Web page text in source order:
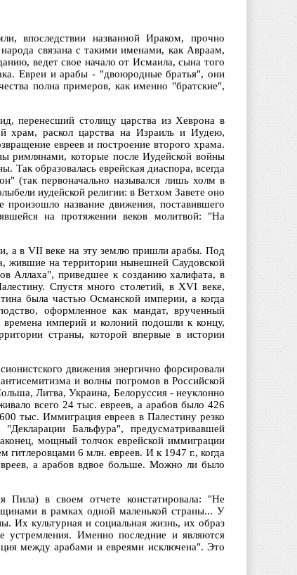
впоследствии названной Ираком, прочно
связана с такими именами, как Авраам,
ведет свое начало от Исмаила, сына того
Евреи и арабы - "двоюродные братья", они
полна примеров, как именно "братские",
перенесший столицу царства из Хеврона в
храм, раскол царства на Израиль и Иудею,
евреев и построение второго храма.
римлянами, которые после Иудейской войны
образовалась еврейская диаспора, всегда
(так первоначально назывался лишь холм в
иудейской религии: в Ветхом Завете оно
название движения, поставившего
на протяжении веков молитвой: "На
а в VII веке на эту землю пришли арабы. Под
жившие на территории нынешней Саудовской
Аллаха", приведшее к созданию халифата, в
Спустя много столетий, в ХVI веке,
была частью Османской империи, а когда
оформленное как мандат, врученный
империй и колоний подошли к концу,
страны, которой впервые в истории
движения энергично форсировали
и волны погромов в Российской
Литва, Украина, Белоруссия - неуклонно
всего 24 тыс. евреев, а арабов было 426
тыс. Иммиграция евреев в Палестину резко
Бальфура", предусматривавшей
мощный толчок еврейской иммиграции
6 млн. евреев. И к 1947 г., когда
а арабов вдвое больше. Можно ли было
Пила) в своем отчете констатировала: "Не
в рамках одной маленькой страны... У
Их культурная и социальная жизнь, их образ
Именно последние и являются
между арабами и евреями исключена". Это